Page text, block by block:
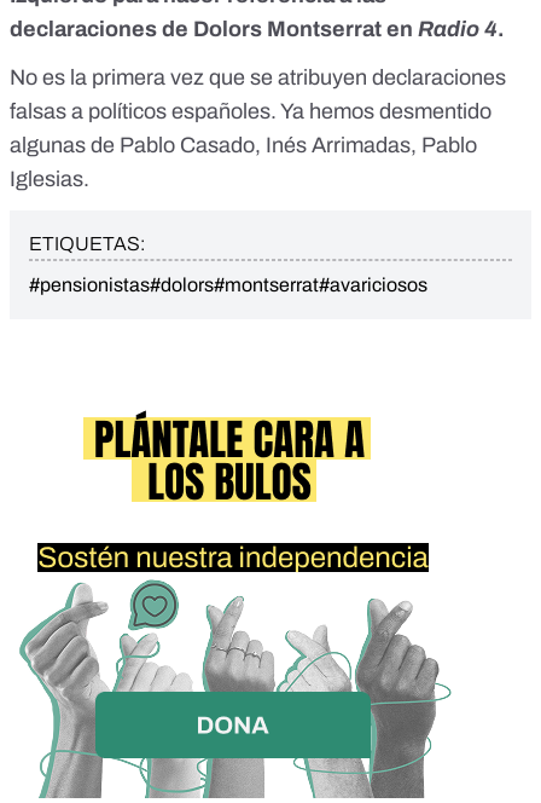
declaraciones de Dolors Montserrat en Radio 4.
No es la primera vez que se atribuyen declaraciones
falsas a políticos españoles. Ya hemos desmentido
algunas de Pablo Casado, Inés Arrimadas, Pablo
Iglesias.
ETIQUETAS:
#pensionistas#dolors#montserrat#avariciosos